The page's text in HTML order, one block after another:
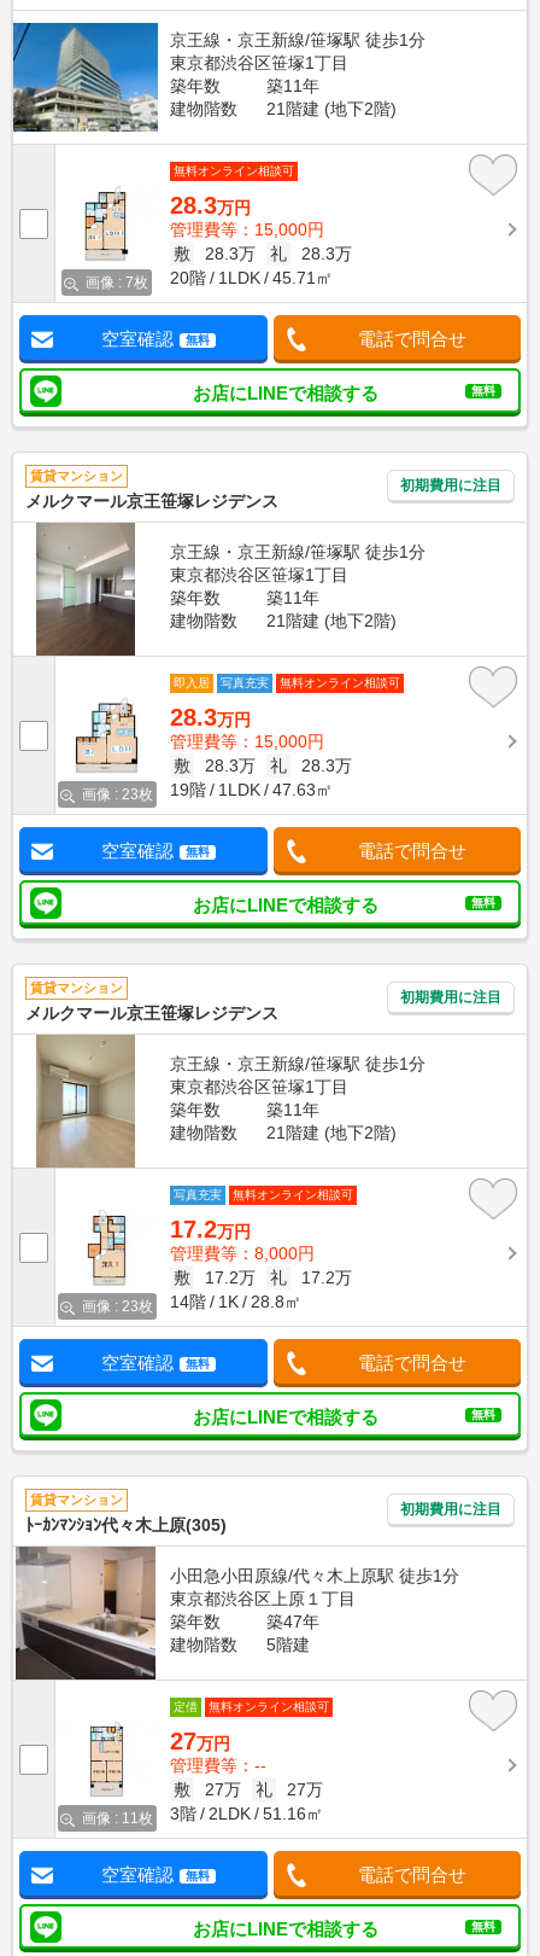
京王線・京王新線/笹塚駅 徒歩1分
東京都渋谷区笹塚1丁目
築年数
築11年
建物階数
21階建 (地下2階)
画像 : 7枚
無料オンライン相談可
28.3万円
管理費等：15,000円
敷
28.3万 礼
28.3万
20階
1LDK 45.71㎡
空室確認 無料 電話で問合せ
お店にLINEで相談する 無料
賃貸マンション
メルクマール京王笹塚レジデンス
初期費用に注目
京王線・京王新線/笹塚駅 徒歩1分
東京都渋谷区笹塚1丁目
築年数
築11年
建物階数
21階建 (地下2階)
画像 : 23枚
即入居 写真充実 無料オンライン相談可
28.3万円
管理費等：15,000円
敷
28.3万 礼
28.3万
19階
1LDK 47.63㎡
空室確認 無料 電話で問合せ
お店にLINEで相談する 無料
賃貸マンション
メルクマール京王笹塚レジデンス
初期費用に注目
京王線・京王新線/笹塚駅 徒歩1分
東京都渋谷区笹塚1丁目
築年数
築11年
建物階数
21階建 (地下2階)
画像 : 23枚
写真充実 無料オンライン相談可
17.2万円
管理費等：8,000円
敷
17.2万 礼
17.2万
14階
1K 28.8㎡
空室確認 無料 電話で問合せ
お店にLINEで相談する 無料
賃貸マンション
ﾄｰｶﾝﾏﾝｼｮﾝ代々木上原(305)
初期費用に注目
小田急小田原線/代々木上原駅 徒歩1分
東京都渋谷区上原１丁目
築年数
築47年
建物階数
5階建
画像 : 11枚
定借 無料オンライン相談可
27万円
管理費等：--
敷
27万 礼
27万
3階
2LDK 51.16㎡
空室確認 無料 電話で問合せ
お店にLINEで相談する 無料